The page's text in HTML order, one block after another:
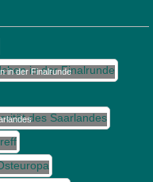
in der Finalrunde